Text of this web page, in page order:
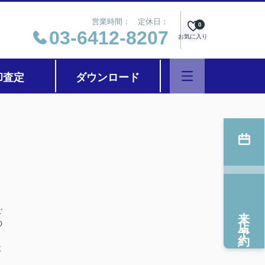
営業時間： 定休日：
03-6412-8207 お気に入り
0
査定 ダウンロード
来店予約